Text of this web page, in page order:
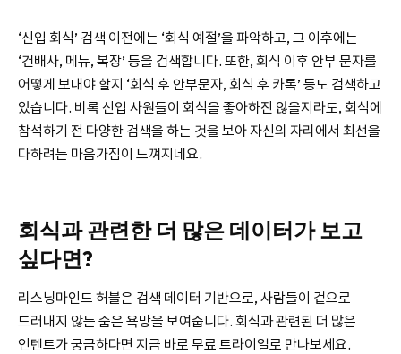
‘신입 회식’ 검색 이전에는 ‘회식 예절’을 파악하고, 그 이후에는
‘건배사, 메뉴, 복장’ 등을 검색합니다. 또한, 회식 이후 안부 문자를
어떻게 보내야 할지 ‘회식 후 안부문자, 회식 후 카톡’ 등도 검색하고
있습니다. 비록 신입 사원들이 회식을 좋아하진 않을지라도, 회식에
참석하기 전 다양한 검색을 하는 것을 보아 자신의 자리에서 최선을
다하려는 마음가짐이 느껴지네요.
회식과 관련한 더 많은 데이터가 보고
싶다면?
리스닝마인드 허블은 검색 데이터 기반으로, 사람들이 겉으로
드러내지 않는 숨은 욕망을 보여줍니다. 회식과 관련된 더 많은
인텐트가 궁금하다면 지금 바로 무료 트라이얼로 만나보세요.